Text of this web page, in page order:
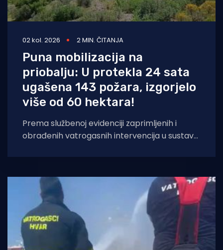
02 kol. 2026 2 MIN. ČITANJA
Puna mobilizacija na
priobalju: U protekla 24 sata
ugašena 143 požara, izgorjelo
više od 60 hektara!
Prema službenoj evidenciji zaprimljenih i
obrađenih vatrogasnih intervencija u sustavu
protekla 24 sata na području